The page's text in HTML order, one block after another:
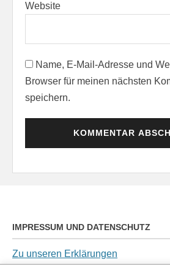
Website
Name, E-Mail-Adresse und
Browser für meinen nächsten
speichern.
IMPRESSUM UND DATENSCHUTZ
Zu unseren Erklärungen